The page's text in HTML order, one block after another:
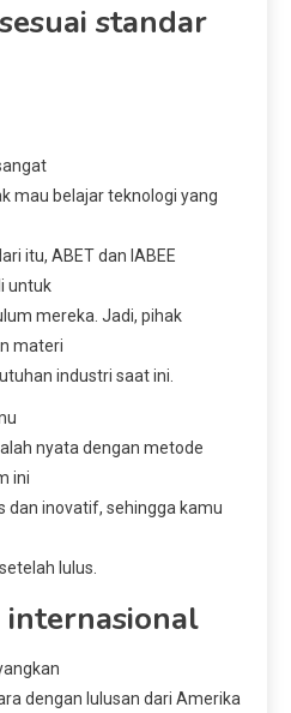
standar
mau belajar teknologi yang
itu, ABET dan IABEE
untuk
mereka. Jadi, pihak
materi
industri saat ini.
nyata dengan metode
ini
dan inovatif, sehingga kamu
lulus.
internasional
dengan lulusan dari Amerika